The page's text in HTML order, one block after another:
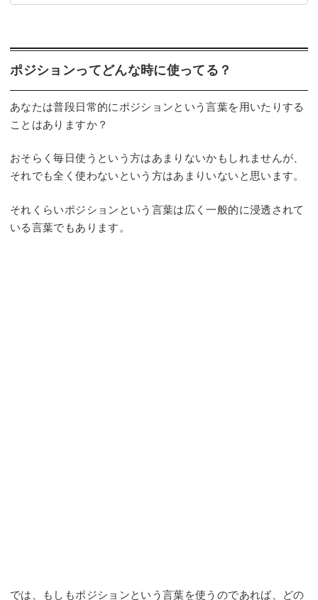
️ポジションってどんな時に使ってる？
あなたは普段日常的にポジションという言葉を用いたりする
ことはありますか？
おそらく毎日使うという方はあまりないかもしれませんが、
それでも全く使わないという方はあまりいないと思います。
それくらいポジションという言葉は広く一般的に浸透されて
いる言葉でもあります。
では、もしもポジションという言葉を使うのであれば、どの